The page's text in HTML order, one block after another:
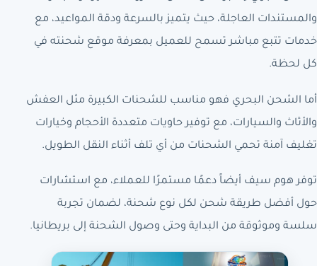
والمستندات العاجلة، حيث يتميز بالسرعة ودقة المواعيد، مع
خدمات تتبع مباشر تسمح للعميل بمعرفة موقع شحنته في
كل لحظة.
أما الشحن البحري فهو مناسب للشحنات الكبيرة مثل العفش
والأثاث والسيارات، مع توفير حاويات متعددة الأحجام وخيارات
تغليف آمنة تحمي الشحنات من أي تلف أثناء النقل الطويل.
توفر هوم سيف أيضاً دعمًا مستمرًا للعملاء، مع استشارات
حول أفضل طريقة شحن لكل نوع شحنة، لضمان تجربة
سلسة وموثوقة من البداية وحتى وصول الشحنة إلى بريطانيا.